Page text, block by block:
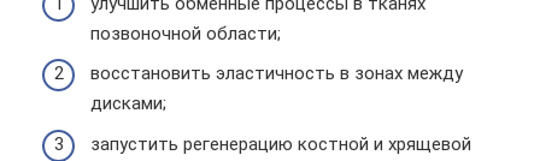
позвоночной области;
восстановить эластичность в зонах между
дисками;
запустить регенерацию костной и хрящевой